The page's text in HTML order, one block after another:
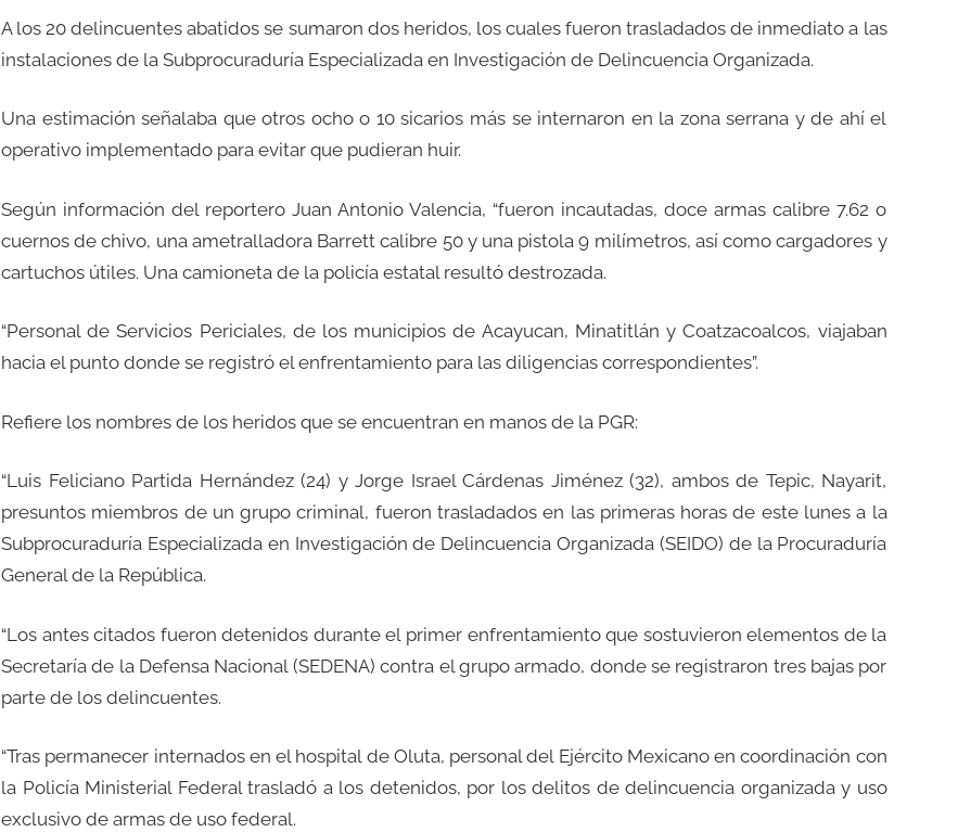
A los 20 delincuentes abatidos se sumaron dos heridos, los cuales fueron trasladados de inmediato a las
instalaciones de la Subprocuraduría Especializada en Investigación de Delincuencia Organizada.
Una estimación señalaba que otros ocho o 10 sicarios más se internaron en la zona serrana y de ahí el
operativo implementado para evitar que pudieran huir.
Según información del reportero Juan Antonio Valencia, “fueron incautadas, doce armas calibre 7.62 o
cuernos de chivo, una ametralladora Barrett calibre 50 y una pistola 9 milímetros, así como cargadores y
cartuchos útiles. Una camioneta de la policía estatal resultó destrozada.
“Personal de Servicios Periciales, de los municipios de Acayucan, Minatitlán y Coatzacoalcos, viajaban
hacia el punto donde se registró el enfrentamiento para las diligencias correspondientes”.
Refiere los nombres de los heridos que se encuentran en manos de la PGR:
“Luis Feliciano Partida Hernández (24) y Jorge Israel Cárdenas Jiménez (32), ambos de Tepic, Nayarit,
presuntos miembros de un grupo criminal, fueron trasladados en las primeras horas de este lunes a la
Subprocuraduría Especializada en Investigación de Delincuencia Organizada (SEIDO) de la Procuraduría
General de la República.
“Los antes citados fueron detenidos durante el primer enfrentamiento que sostuvieron elementos de la
Secretaría de la Defensa Nacional (SEDENA) contra el grupo armado, donde se registraron tres bajas por
parte de los delincuentes.
“Tras permanecer internados en el hospital de Oluta, personal del Ejército Mexicano en coordinación con
la Policía Ministerial Federal trasladó a los detenidos, por los delitos de delincuencia organizada y uso
exclusivo de armas de uso federal.